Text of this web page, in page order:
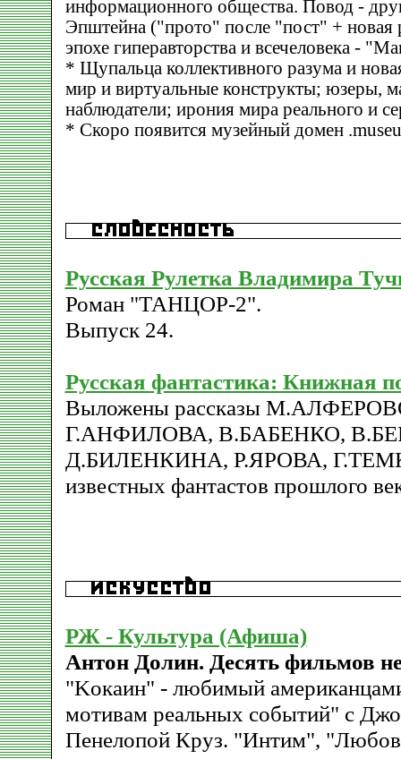
информационного общества. Повод -
Эпштейна ("прото" после "пост" + новая
эпохе гиперавторства и всечеловека -
* Щупальца коллективного разума и
мир и виртуальные конструкты; юзеры,
наблюдатели; ирония мира реального и
* Скоро появится музейный домен
Русская Рулетка Владимира
Роман "ТАНЦОР-2".
Выпуск 24.
Русская фантастика: Книжная
Выложены рассказы
Г.АHФИЛОВА, В.БАБЕHКО,
Д.БИЛЕHКИHА, Р.ЯРОВА,
известных фантастов прошлого
РЖ - Культура (Афиша)
Антон Долин. Десять фильмов
"Kокаин" - любимый
мотивам реальных событий" с
Пенелопой Круз. "Интим",